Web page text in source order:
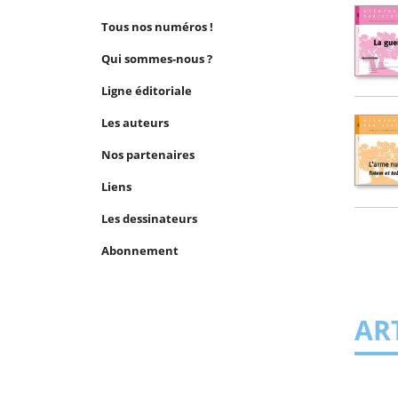
Tous nos numéros !
Qui sommes-nous ?
Ligne éditoriale
Les auteurs
Nos partenaires
Liens
Les dessinateurs
Abonnement